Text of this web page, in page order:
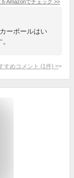
Amazonでチェック >>
ーボールはい
すめコメント (1 件) >